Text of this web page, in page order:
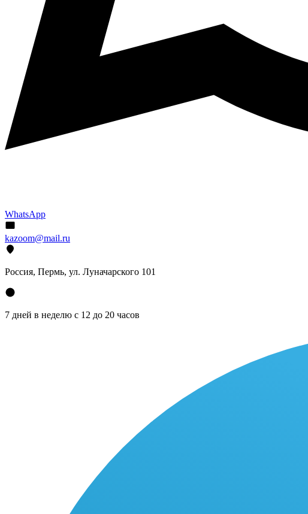
WhatsApp
kazoom@mail.ru
Россия, Пермь, ул. Луначарского 101
7 дней в неделю с 12 до 20 часов